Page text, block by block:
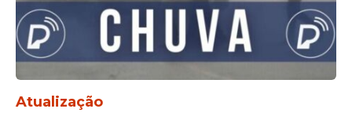
Atualização